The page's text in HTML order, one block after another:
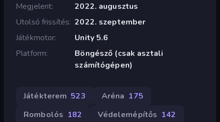
Megjelent
2022. augusztus
Utolsó frissítés 2022. szeptember
Játékmotor
Unity 5.6
Platform
Böngésző (csak asztali
számítógépen)
Játékterem 523 Aréna 175
Rombolós 182 Védelemépítős 142